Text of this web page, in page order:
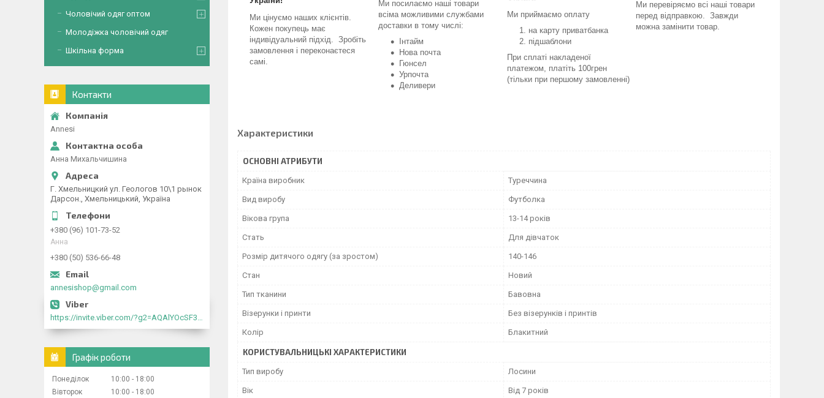
Ми цінуємо наших клієнтів.
Кожен покупець має
індивідуальний підхід. Зробіть
замовлення і переконаєтеся
самі.
Ми посилаємо наші товари
всіма можливими службами
доставки в тому числі:
Інтайм
Нова почта
Гюнсел
Урпочта
Деливери
Ми приймаємо оплату
на карту приватбанка
підшаблони
При сплаті накладеної
платежом, платіть 100грен
(тільки при першому замовленні)
Ми перевіряємо всі наші товари
перед відправкою. Завжди
можна замінити товар.
Характеристики
ОСНОВНІ АТРИБУТИ
Країна виробник Туреччина
Вид виробу Футболка
Вікова група 13-14 років
Стать Для дівчаток
Розмір дитячого одягу (за зростом) 140-146
Стан Новий
Тип тканини Бавовна
Візерунки і принти Без візерунків і принтів
Колір Блакитний
КОРИСТУВАЛЬНИЦЬКІ ХАРАКТЕРИСТИКИ
Тип виробу Лосини
Вік Від 7 років
Чоловічий одяг оптом
Молодіжка чоловічий одяг
Шкільна форма
Контакти
Annesi
Анна Михальчишина
Г. Хмельницкий ул. Геологов 10\1 рынок
Дарсон., Хмельницький, Україна
+380 (96) 101-73-52
Анна
+380 (50) 536-66-48
annesishop@gmail.com
https://invite.viber.com/?g2=AQAlYOcSF30rb0kdJdojYDWtk4sNE5eWPg2Om5jJmRlpJwnTwfwnCzMMxer2vioZ"
Графік роботи
Понеділок 10:00
18:00
Вівторок
10:00 18:00